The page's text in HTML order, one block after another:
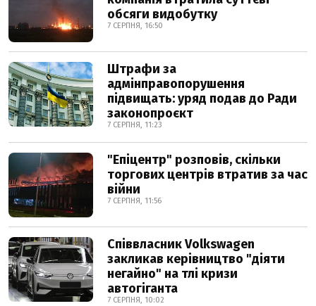
обсяги видобутку
7 СЕРПНЯ, 16:50
Штрафи за
адмінправопорушення
підвищать: уряд подав до Ради
законопроєкт
7 СЕРПНЯ, 11:23
"Епіцентр" розповів, скільки
торгових центрів втратив за час
війни
7 СЕРПНЯ, 11:56
Співвласник Volkswagen
закликав керівництво "діяти
негайно" на тлі кризи
автогіганта
7 СЕРПНЯ, 10:02